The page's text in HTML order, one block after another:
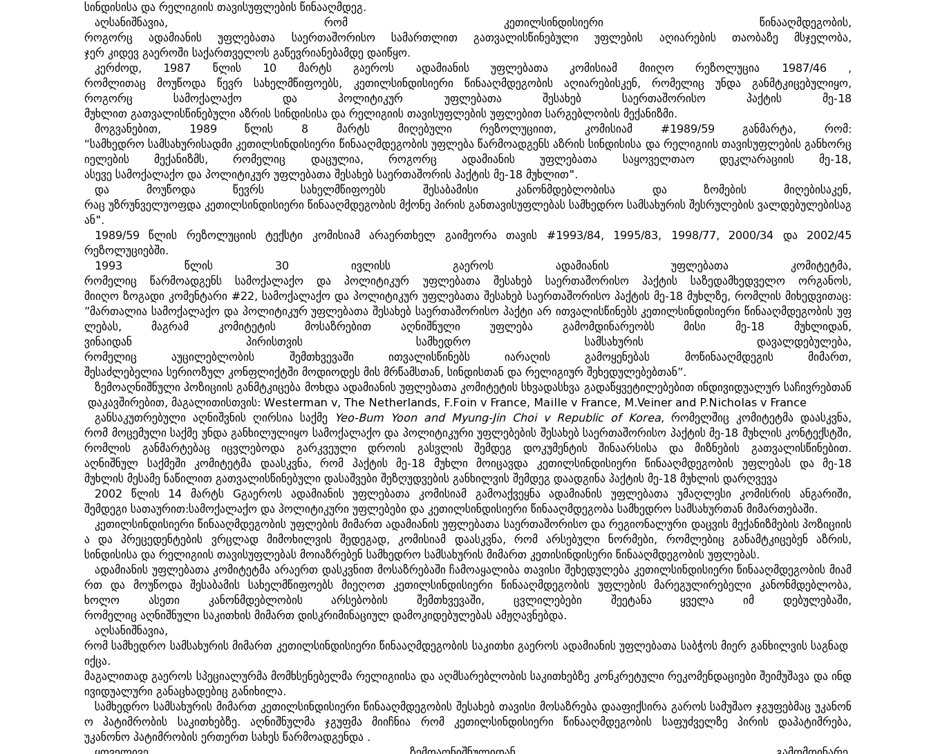
სინდისისა და რელიგიის თავისუფლების წინააღმდეგ.
აღსანიშნავია, რომ კეთილსინდისიერი წინააღმდეგობის,
როგორც
ადამიანის უფლებათა საერთაშორისო სამართლით გათვალისწინებული უფლების აღიარების თაობაზე მსჯელობა,
ჯერ კიდევ გაეროში საქართველოს გაწევრიანებამდე დაიწყო.
კერძოდ, 1987 წლის 10 მარტს გაეროს ადამიანის უფლებათა კომისიამ მიიღო რეზოლუცია 1987/46 ,
რომლითაც
მოუწოდა წევრ სახელმწიფოებს, კეთილსინდისიერი წინააღმდეგობის აღიარებისკენ, რომელიც უნდა განმტკიცებულიყო,
როგორც
სამოქალაქო და პოლიტიკურ უფლებათა შესახებ საერთაშორისო პაქტის მე-18
მუხლით გათვალისწინებული აზრის სინდისისა და რელიგიის თავისუფლების უფლებით სარგებლობის მექანიზმი.
მოგვანებით, 1989წლის 8 მარტს მიღებული რეზოლუციით, კომისიამ#1989/59განმარტა,რომ:
“სამხედრო სამსახურისადმი კეთილსინდისიერი წინააღმდეგობის უფლება წარმოადგენს აზრის სინდისისა და რელიგიის თავისუფლების განხორც
იელების
მექანიზმს,რომელიც დაცულია, როგორც ადამიანის უფლებათა საყოველთაო დეკლარაციის მე-18,
ასევე სამოქალაქო და პოლიტიკურ უფლებათა შესახებ საერთაშორის პაქტის მე-18 მუხლით".
და
მოუწოდა წევრს სახელმწიფოებს შესაბამისი კანონმდებლობისა და ზომების მიღებისაკენ,
რაც უზრუნველუოფდა კეთილსინდისიერი წინააღმდეგობის მქონე პირის განთავისუფლებას სამხედრო სამსახურის შესრულების ვალდებულებისაგ
ან".
1989/59წლის რეზოლუციის ტექსტი კომისიამ არაერთხელ გაიმეორა თავის #1993/84, 1995/83, 1998/77, 2000/34 და 2002/45
რეზოლუციებში.
1993 წლის 30 ივლისს გაეროს ადამიანის უფლებათა კომიტეტმა,
რომელიც
წარმოადგენს სამოქალაქო და პოლიტიკურ უფლებათა შესახებ საერთაშორისო პაქტის საზედამხედველო ორგანოს,
მიიღო ზოგადი კომენტარი #22, სამოქალაქო და პოლიტიკურ უფლებათა შესახებ საერთაშორისო პაქტის მე-18 მუხლზე, რომლის მიხედვითაც:
”მართალია სამოქალაქო და პოლიტიკურ უფლებათა შესახებ საერთაშორისო პაქტი არ ითვალისწინებს კეთილსინდისიერი წინააღმდეგობის უფ
ლებას, მაგრამ კომიტეტის მოსაზრებით აღნიშნული უფლება გამომდინარეობს მისი მე-18მუხლიდან,
ვინაიდან
პირისთვის სამხედრო სამსახურის დავალდებულება,
რომელიც
აუცილებლობის შემთხვევაში ითვალისწინებს იარაღის გამოყენებას მოწინააღმდეგის მიმართ,
შესაძლებელია სერიოზულ კონფლიქტში მოდიოდეს მის მრწამსთან, სინდისთან და რელიგიურ შეხედულებებთან”.
ზემოაღნიშნული პოზიციის განმტკიცება მოხდა ადამიანის უფლებათა კომიტეტის სხვადასხვა გადაწყვეტილებებით ინდივიდუალურ საჩივრებთან
დაკავშირებით, მაგალითისთვის: Westerman v, The Netherlands, F.Foin v France, Maille v France, M.Veiner and P.Nicholas v France
განსაკუთრებული აღნიშვნის ღირსია საქმე Yeo-Bum Yoon and Myung-Jin Choi v Republic of Korea, რომელშიც კომიტეტმა დაასკვნა,
რომ მოცემული საქმე უნდა განხილულიყო სამოქალაქო და პოლიტიკური უფლებების შესახებ საერთაშორისო პაქტის მე-18 მუხლის კონტექსტში,
რომლის
განმარტებაც იცვლებოდა გარკვეული დროის გასვლის შემდეგ დოკუმენტის შინაარსისა და მიზნების გათვალისწინებით.
აღნიშნულ
საქმეში კომიტეტმა დაასკვნა,რომ პაქტის მე-18 მუხლი მოიცავდა კეთილსინდისიერი წინააღმდეგობის უფლებას და მე-18
მუხლის მესამე ნაწილით გათვალისწინებული დასაშვები შეზღუდვების განხილვის შემდეგ დაადგინა პაქტის მე-18 მუხლის დარღვევა
2002 წლის 14მარტს Gგაეროს ადამიანის უფლებათა კომისიამ გამოაქვეყნა ადამიანის უფლებათა უმაღლესი კომისრის ანგარიში,
შემდეგი სათაურით:სამოქალაქო და პოლიტიკური უფლებები და კეთილსინდისიერი წინააღმდეგობა სამხედრო სამსახურთან მიმართებაში.
კეთილსინდისიერი წინააღმდეგობის უფლების მიმართ ადამიანის უფლებათა საერთაშორისო და რეგიონალური დაცვის მექანიზმების პოზიციის
ა
და პრეცედენტების ვრცლად მიმოხილვის შედეგად, კომისიამ დაასკვნა, რომ არსებული ნორმები, რომლებიც განამტკიცებენ აზრის,
სინდისისა და რელიგიის თავისუფლებას მოიაზრებენ სამხედრო სამსახურის მიმართ კეთისინდისერი წინააღმდეგობის უფლებას.
ადამიანის უფლებათა კომიტეტმა არაერთ დასკვნით მოსაზრებაში ჩამოაყალიბა თავისი შეხედულება კეთილსინდისიერი წინააღმდეგობის მიამ
რთ
და მოუწოდა შესაბამის სახელმწიფოებს მიეღოთ კეთილსინდისიერი წინააღმდეგობის უფლების მარეგულირებელი კანონმდებლობა,
ხოლო
ასეთი კანონმდებლობის არსებობის შემთხვევაში, ცვლილებები შეეტანა ყველა იმ დებულებაში,
რომელიც აღნიშნული საკითხის მიმართ დისკრიმინაციულ დამოკიდებულებას ამჟღავნებდა.
აღსანიშნავია,
რომ სამხედრო სამსახურის მიმართ კეთილსინდისიერი წინააღმდეგობის საკითხი გაეროს ადამიანის უფლებათა საბჭოს მიერ განხილვის საგნად
იქცა.
მაგალითად გაეროს სპეციალურმა მომხსენებელმა რელიგიისა და აღმსარებლობის საკითხებზე კონკრეტული რეკომენდაციები შეიმუშავა და ინდ
ივიდუალური განაცხადებიც განიხილა.
სამხედრო სამსახურის მიმართ კეთილსინდისიერი წინააღმდეგობის შესახებ თავისი მოსაზრება დააფიქსირა გაროს სამუშაო ჯგუფებმაც უკანონ
ო
პატიმრობის საკითხებზე. აღნიშნულმა ჯგუფმა მიიჩნია რომ კეთილსინდისიერი წინააღმდეგობის საფუძველზე პირის დაპატიმრება,
უკანონო პატიმრობის ერთერთ სახეს წარმოადგენდა .